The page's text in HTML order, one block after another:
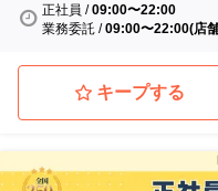
正社員 /09:00〜22:00
業務委託 /09:00〜22:00(店
キープする